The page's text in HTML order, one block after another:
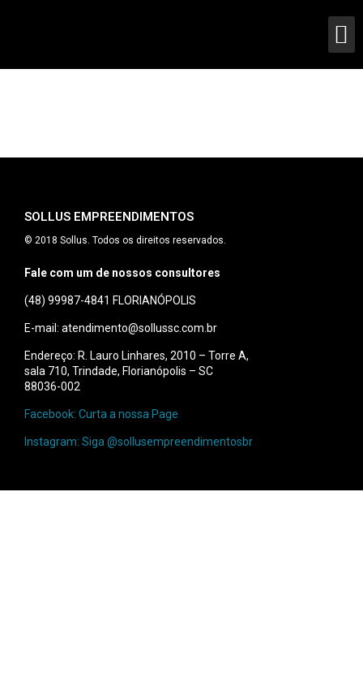
SOLLUS EMPREENDIMENTOS
© 2018 Sollus. Todos os direitos reservados.
Fale com um de nossos consultores
(48) 99987-4841 FLORIANÓPOLIS
E-mail: atendimento@sollussc.com.br
Endereço: R. Lauro Linhares, 2010 – Torre A,
sala 710, Trindade, Florianópolis – SC
88036-002
Facebook: Curta a nossa Page
Instagram: Siga @sollusempreendimentosbr